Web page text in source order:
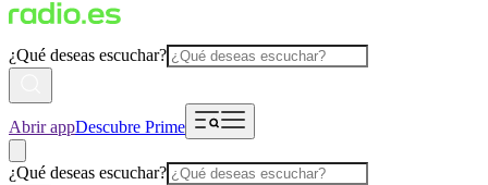
¿Qué deseas escuchar?
Abrir appDescubre Prime
¿Qué deseas escuchar?